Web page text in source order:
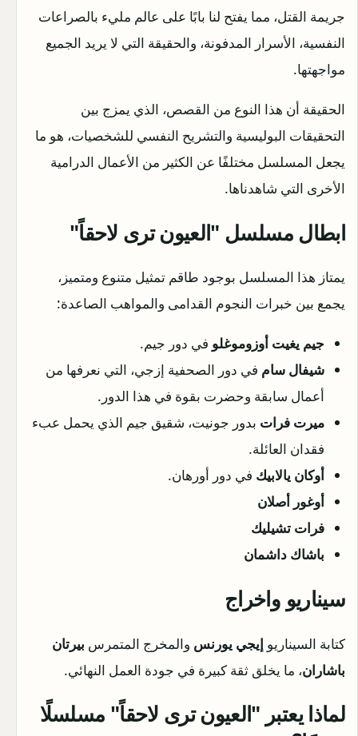
جريمة القتل، مما يفتح لنا بابًا على عالم مليء بالصراعات
النفسية، الأسرار المدفونة، والحقيقة التي لا يريد الجميع
مواجهتها.
الحقيقة أن هذا النوع من القصص، الذي يمزج بين
التحقيقات البوليسية والتشريح النفسي للشخصيات، هو ما
يجعل المسلسل مختلفًا عن الكثير من الأعمال الدرامية
الأخرى التي شاهدناها.
ابطال مسلسل "العيون ترى لاحقاً"
يمتاز هذا المسلسل بوجود طاقم تمثيل متنوع ومتميز،
يجمع بين خبرات النجوم القدامى والمواهب الصاعدة:
جيم يغيت أوزوموغلو في دور جيم.
شيفال سام في دور الصحفية إزجي، التي نعرفها من
أعمال سابقة وحضرت بقوة في هذا الدور.
ميرت فرات بدور جونيت، شقيق جيم الذي يحمل عبء
فقدان العائلة.
أوكان يالابيك في دور أورهان.
أوغور أصلان
فرات تشيليك
باشاك داشمان
سيناريو واخراج
كتابة السيناريو إيجي يورنس والمخرج المتمرس بيرتان
باشاران، ما يخلق ثقة كبيرة في جودة العمل النهائي.
لماذا يعتبر "العيون ترى لاحقاً" مسلسلًا